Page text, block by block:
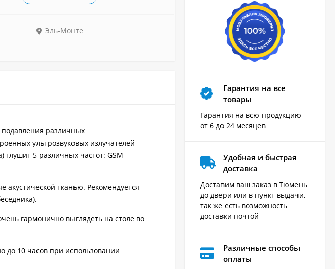
Эль-Монте
подавления различных
ультрозвуковых излучателей
глушит 5 различных частот: GSM
акустической тканью. Рекомендуется
гармонично выглядеть на столе во
до 10 часов при использовании
Гарантия на все
товары
Гарантия на всю продукцию
от 6 до 24 месяцев
Удобная и быстрая
доставка
Доставим ваш заказ в Тюмень
до двери или в пункт выдачи,
так же есть возможность
доставки почтой
Различные способы
оплаты